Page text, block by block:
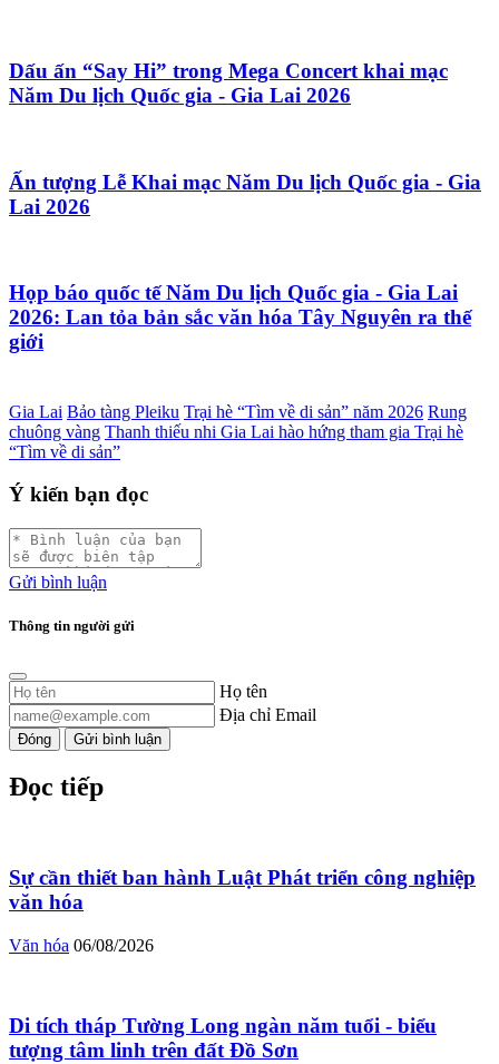
Dấu ấn “Say Hi” trong Mega Concert khai mạc
Năm Du lịch Quốc gia - Gia Lai 2026
Ấn tượng Lễ Khai mạc Năm Du lịch Quốc gia - Gia
Lai 2026
Họp báo quốc tế Năm Du lịch Quốc gia - Gia Lai
2026: Lan tỏa bản sắc văn hóa Tây Nguyên ra thế
giới
Gia Lai Bảo tàng Pleiku Trại hè “Tìm về di sản” năm 2026 Rung
chuông vàng Thanh thiếu nhi Gia Lai hào hứng tham gia Trại hè
“Tìm về di sản”
Ý kiến bạn đọc
Gửi bình luận
Thông tin người gửi
Họ tên
Địa chỉ Email
Đóng Gửi bình luận
Đọc tiếp
Sự cần thiết ban hành Luật Phát triển công nghiệp
văn hóa
Văn hóa 06/08/2026
Di tích tháp Tường Long ngàn năm tuổi - biểu
tượng tâm linh trên đất Đồ Sơn